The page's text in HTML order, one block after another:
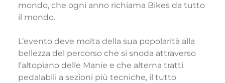
mondo, che ogni anno richiama Bikes da tutto
il mondo.
L’evento deve molta della sua popolarità alla
bellezza del percorso che si snoda attraverso
l’altopiano delle Manie e che alterna tratti
pedalabili a sezioni più tecniche, il tutto